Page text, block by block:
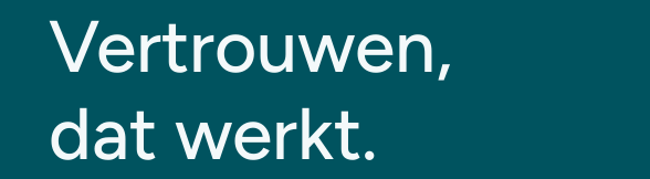
Vertrouwen,
dat werkt.